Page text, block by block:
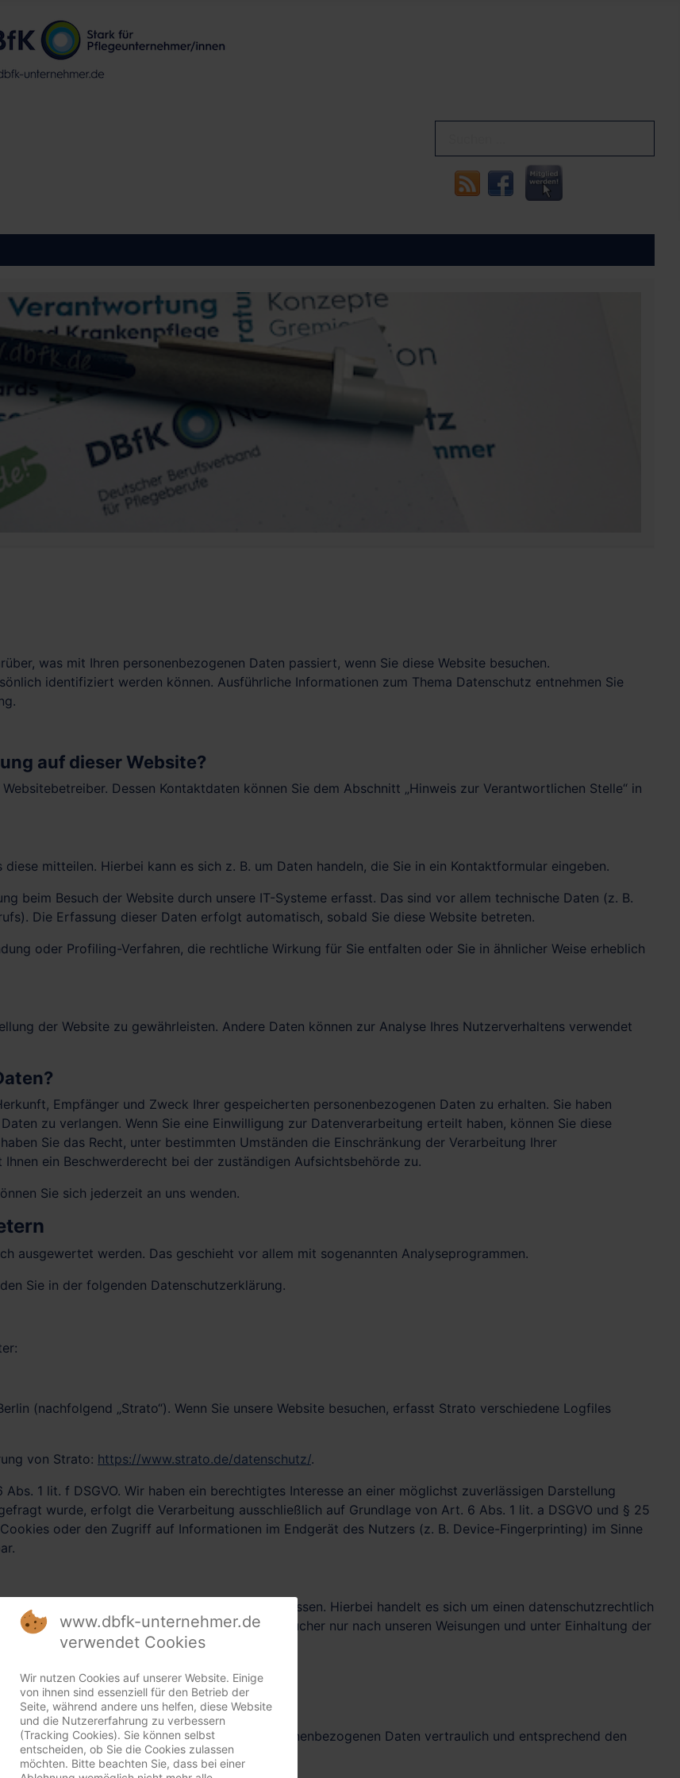
was mit Ihren personenbezogenen Daten passiert, wenn Sie diese Website besuchen.
identifiziert werden können. Ausführliche Informationen zum Thema Datenschutz entnehmen Sie
auf dieser Website?
Dessen Kontaktdaten können Sie dem Abschnitt „Hinweis zur Verantwortlichen Stelle“ in
mitteilen. Hierbei kann es sich z. B. um Daten handeln, die Sie in ein Kontaktformular eingeben.
beim Besuch der Website durch unsere IT-Systeme erfasst. Das sind vor allem technische Daten (z. B.
Die Erfassung dieser Daten erfolgt automatisch, sobald Sie diese Website betreten.
oder Profiling-Verfahren, die rechtliche Wirkung für Sie entfalten oder Sie in ähnlicher Weise erheblich
der Website zu gewährleisten. Andere Daten können zur Analyse Ihres Nutzerverhaltens verwendet
Empfänger und Zweck Ihrer gespeicherten personenbezogenen Daten zu erhalten. Sie haben
zu verlangen. Wenn Sie eine Einwilligung zur Datenverarbeitung erteilt haben, können Sie diese
Sie das Recht, unter bestimmten Umständen die Einschränkung der Verarbeitung Ihrer
ein Beschwerderecht bei der zuständigen Aufsichtsbehörde zu.
Sie sich jederzeit an uns wenden.
ausgewertet werden. Das geschieht vor allem mit sogenannten Analyseprogrammen.
Sie in der folgenden Datenschutzerklärung.
(nachfolgend „Strato“). Wenn Sie unsere Website besuchen, erfasst Strato verschiedene Logfiles
von Strato: https://www.strato.de/datenschutz/.
1 lit. f DSGVO. Wir haben ein berechtigtes Interesse an einer möglichst zuverlässigen Darstellung
wurde, erfolgt die Verarbeitung ausschließlich auf Grundlage von Art. 6 Abs. 1 lit. a DSGVO und § 25
oder den Zugriff auf Informationen im Endgerät des Nutzers (z. B. Device-Fingerprinting) im Sinne
des oben genannten Dienstes geschlossen. Hierbei handelt es sich um einen datenschutzrechtlich
Daten unserer Websitebesucher nur nach unseren Weisungen und unter Einhaltung der
Daten sehr ernst. Wir behandeln Ihre personenbezogenen Daten vertraulich und entsprechend den
www.dbfk-unternehmer.de
verwendet Cookies
Wir nutzen Cookies auf unserer Website. Einige
von ihnen sind essenziell für den Betrieb der
Seite, während andere uns helfen, diese Website
und die Nutzererfahrung zu verbessern
(Tracking Cookies). Sie können selbst
entscheiden, ob Sie die Cookies zulassen
möchten. Bitte beachten Sie, dass bei einer